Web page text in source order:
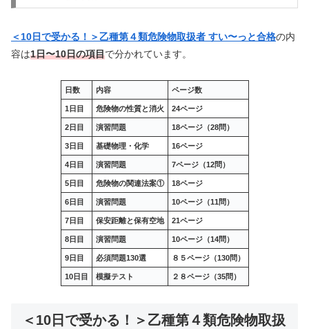
＜10日で受かる！＞乙種第４類危険物取扱者 すい〜っと合格の内
容は1日〜10日の項目で分かれています。
日数 内容 ページ数
1日目 危険物の性質と消火 24ページ
2日目 演習問題 18ページ（28問）
3日目 基礎物理・化学 16ページ
4日目 演習問題 7ページ（12問）
5日目 危険物の関連法案① 18ページ
6日目 演習問題 10ページ（11問）
7日目 保安距離と保有空地 21ページ
8日目 演習問題 10ページ（14問）
9日目 必須問題130選 ８５ページ（130問）
10日目 模擬テスト ２８ページ（35問）
＜10日で受かる！＞乙種第４類危険物取扱